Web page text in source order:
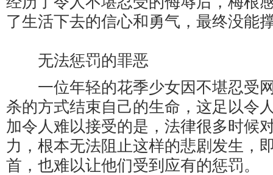
了生活下去的信心和勇气，最终没能
无法惩罚的罪恶
一位年轻的花季少女因不堪忍受
杀的方式结束自己的生命，这足以令
加令人难以接受的是，法律很多时候
力，根本无法阻止这样的悲剧发生，
首，也难以让他们受到应有的惩罚。